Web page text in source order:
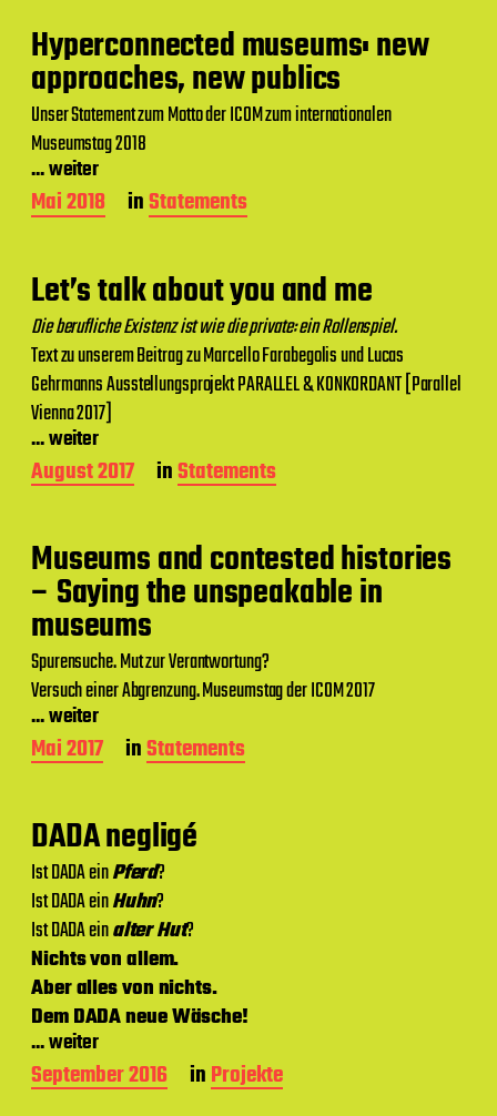
t
r
a
g
s
d
a
t
u
m
Hyperconnected museums: new
approaches, new publics
Unser Statement zum Motto der ICOM zum internationalen
Museumstag 2018
... weiter
B
e
t
r
a
g
s
d
a
t
u
m
Mai 2018 inStatements
Let’s talk about you and me
Die berufliche Existenz ist wie die private: ein Rollenspiel.
Text zu unserem Beitrag zu Marcello Farabegolis und Lucas
Gehrmanns Ausstellungsprojekt PARALLEL & KONKORDANT [Parallel
Vienna 2017]
... weiter
B
e
t
r
a
g
s
d
a
t
u
m
August 2017 inStatements
Museums and contested histories
– Saying the unspeakable in
museums
Spurensuche. Mut zur Verantwortung?
Versuch einer Abgrenzung. Museumstag der ICOM 2017
... weiter
B
e
t
r
a
g
s
d
a
t
u
m
Mai 2017 inStatements
DADA negligé
Ist DADA einPferd?
Ist DADA einHuhn?
Ist DADA einalter Hut?
Nichts von allem.
Aber alles von nichts.
Dem DADA neue Wäsche!
... weiter
B
e
September 2016 inProjekte